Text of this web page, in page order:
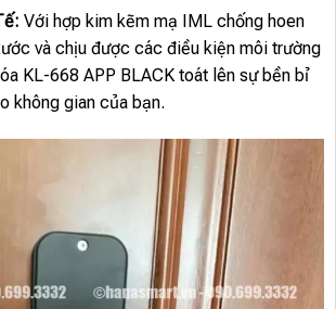
Với hợp kim kẽm mạ IML chống hoen
và chịu được các điều kiện môi trường
KL-668 APP BLACK toát lên sự bền bỉ
không gian của bạn.